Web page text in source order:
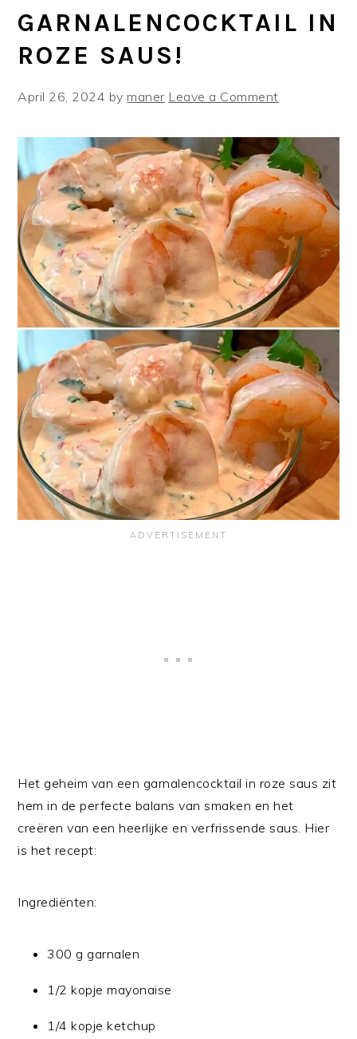
GARNALENCOCKTAIL IN
ROZE SAUS!
April 26, 2024 bymaner Leave a Comment
Het geheim van een garnalencocktail in roze saus zit
hem in de perfecte balans van smaken en het
creëren van een heerlijke en verfrissende saus. Hier
is het recept:
Ingrediënten:
300 g garnalen
1/2 kopje mayonaise
1/4 kopje ketchup